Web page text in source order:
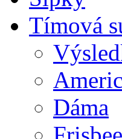
Tímová
Dáma